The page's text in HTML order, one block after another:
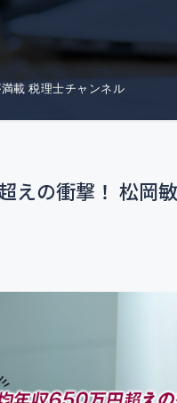
載 税理士チャンネル
えの衝撃！ 松岡